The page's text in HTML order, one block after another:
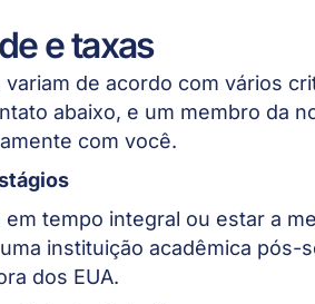
e taxas
variam de acordo com vários
abaixo, e um membro da
com você.
tempo integral ou estar a
instituição acadêmica pós-
dos EUA.